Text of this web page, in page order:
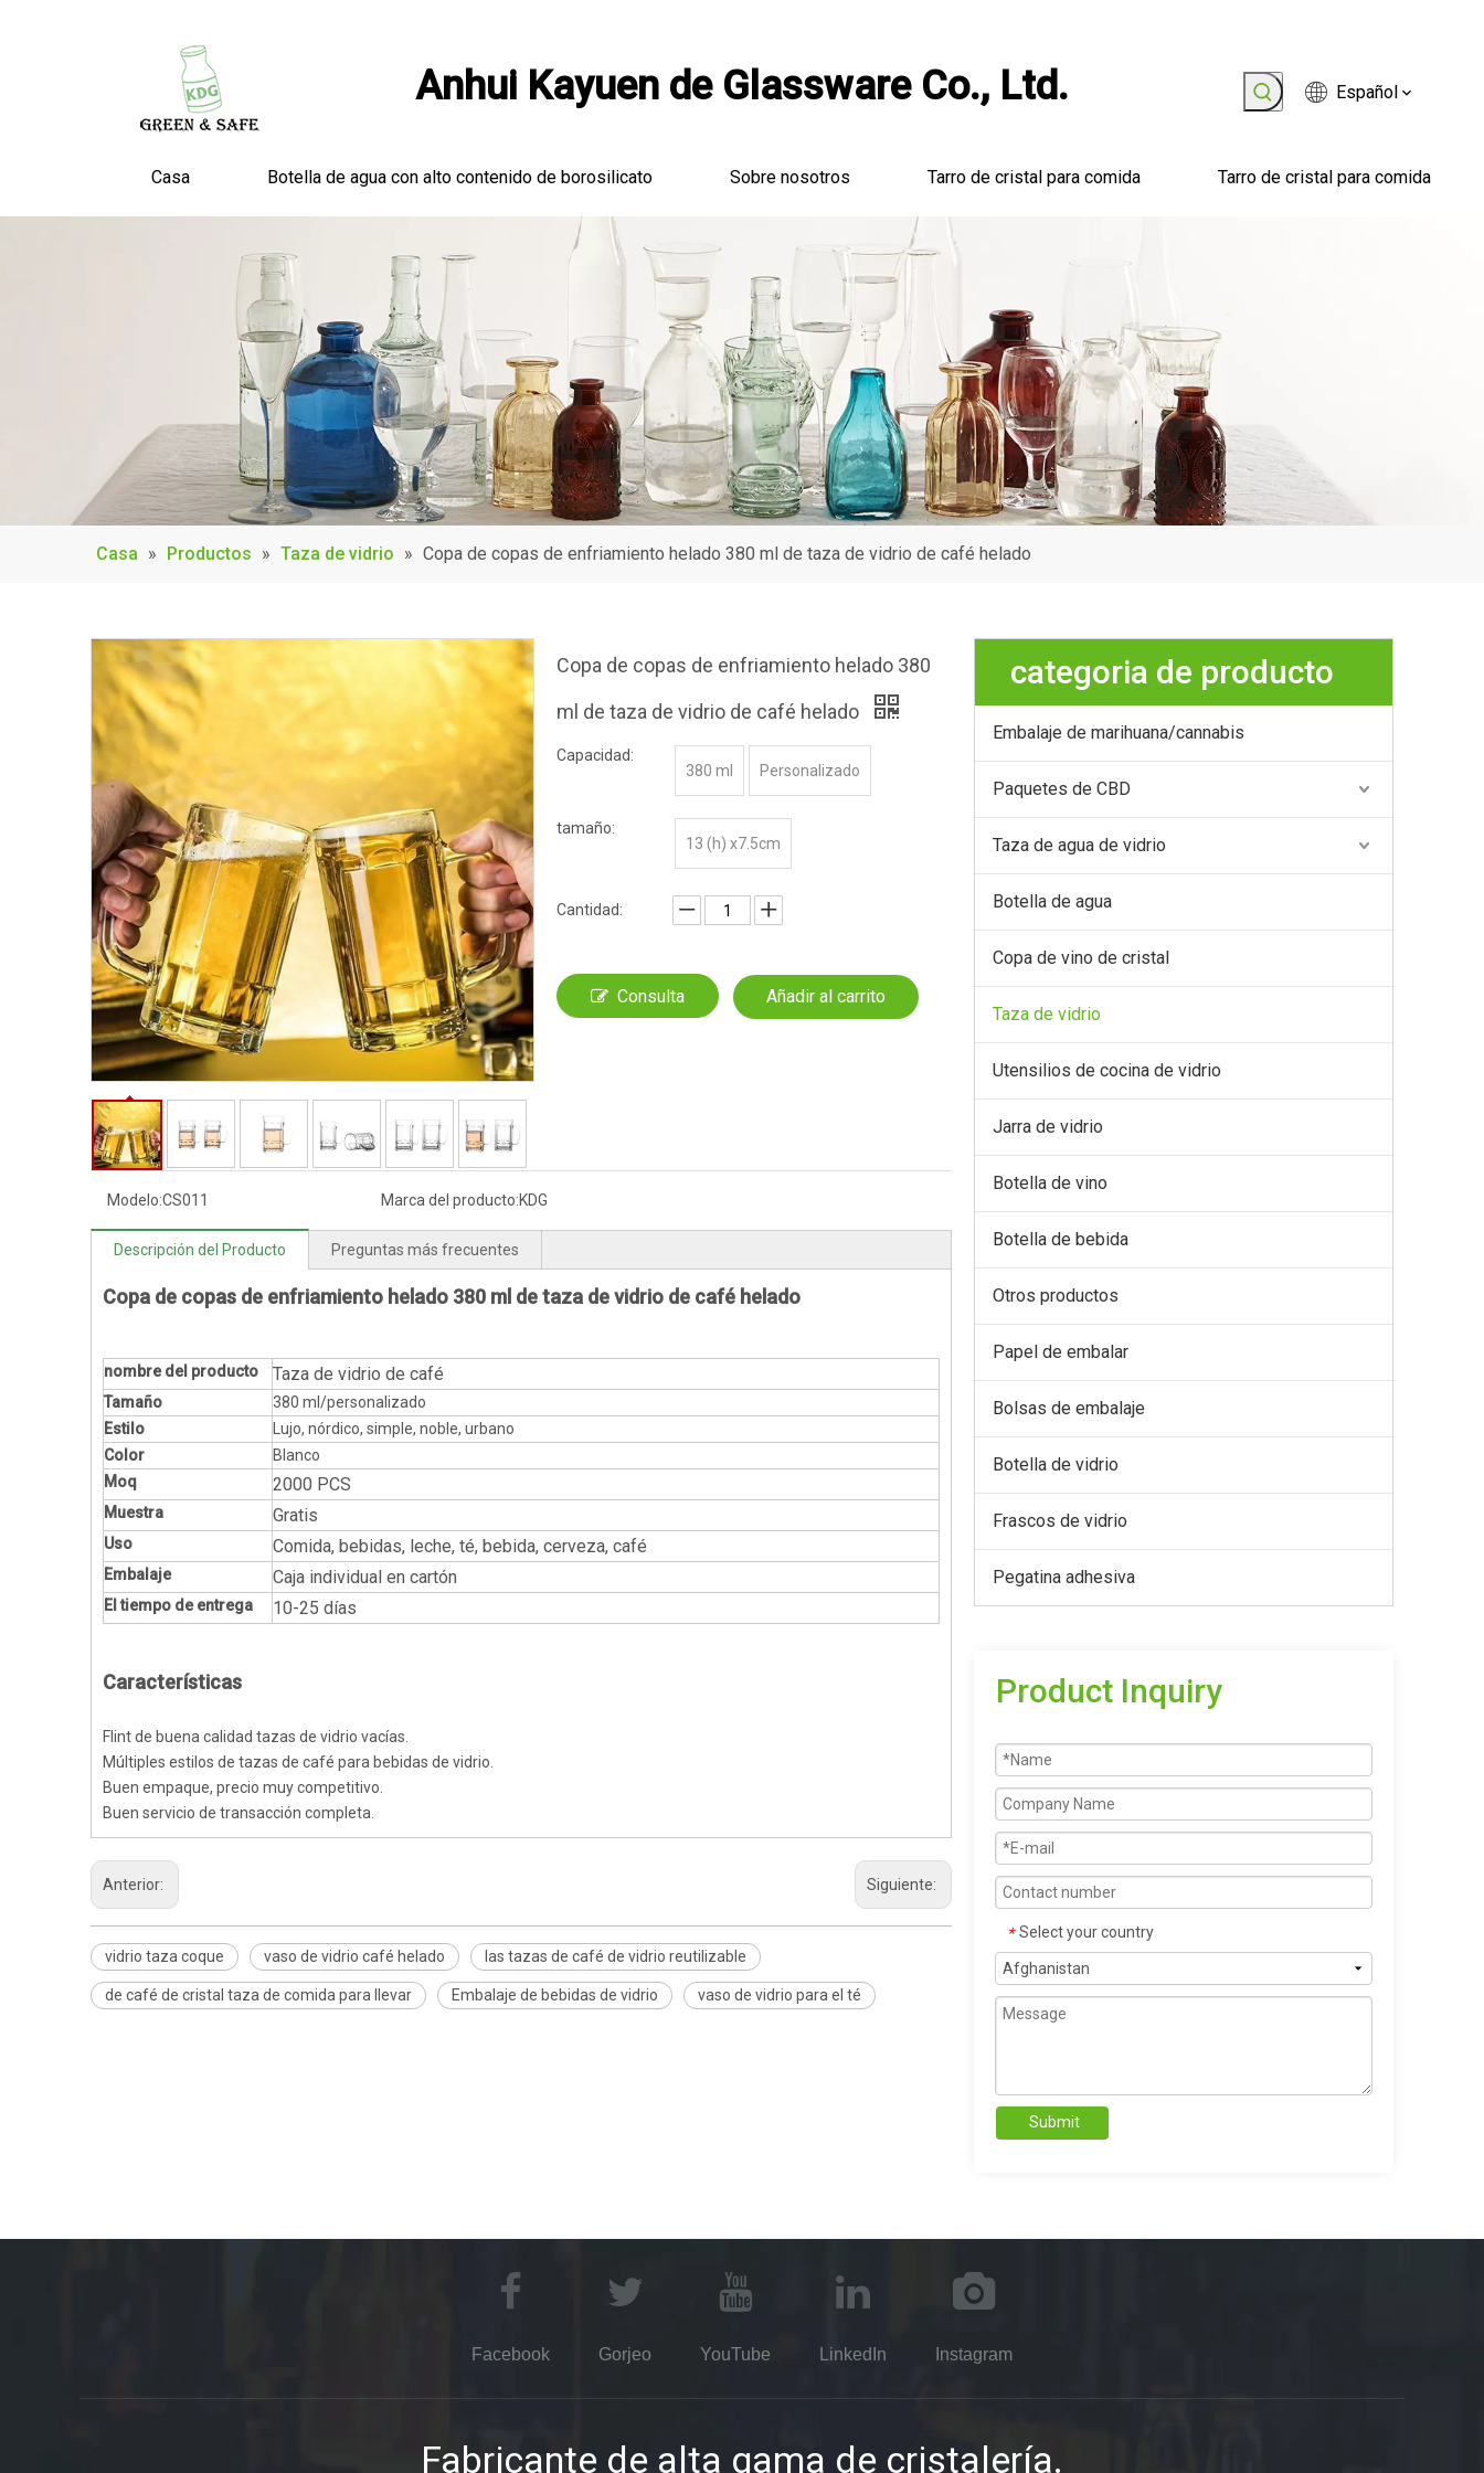
Anhui Kayuen de Glassware Co., Ltd. Español
Casa Botella de agua con alto contenido de borosilicato Sobre nosotros Tarro de cristal para comida Tarro de cristal para comida
Casa » Productos » Taza de vidrio » Copa de copas de enfriamiento helado 380 ml de taza de vidrio de café helado
Copa de copas de enfriamiento helado 380
ml de taza de vidrio de café helado
Capacidad:
380 ml
Personalizado
tamaño:
13 (h) x7.5cm
Cantidad:
Consulta Añadir al carrito
Modelo:CS011 Marca del producto:KDG
Descripción del Producto Preguntas más frecuentes
Copa de copas de enfriamiento helado 380 ml de taza de vidrio de café helado
nombre del producto Taza de vidrio de café
Tamaño
380 ml/personalizado
Estilo
Lujo, nórdico, simple, noble, urbano
Color
Blanco
Moq
2000 PCS
Muestra Gratis
Uso Comida, bebidas, leche, té, bebida, cerveza, café
Embalaje Caja individual en cartón
El tiempo de entrega 10-25 días
Características
Flint de buena calidad tazas de vidrio vacías.
Múltiples estilos de tazas de café para bebidas de vidrio.
Buen empaque, precio muy competitivo.
Buen servicio de transacción completa.
Anterior: Siguiente:
vidrio taza coque vaso de vidrio café helado las tazas de café de vidrio reutilizable
de café de cristal taza de comida para llevar Embalaje de bebidas de vidrio vaso de vidrio para el té
categoria de producto
Embalaje de marihuana/cannabis
Paquetes de CBD
Taza de agua de vidrio
Botella de agua
Copa de vino de cristal
Taza de vidrio
Utensilios de cocina de vidrio
Jarra de vidrio
Botella de vino
Botella de bebida
Otros productos
Papel de embalar
Bolsas de embalaje
Botella de vidrio
Frascos de vidrio
Pegatina adhesiva
Product Inquiry
* Select your country
Submit
Facebook Gorjeo YouTube LinkedIn Instagram
Fabricante de alta gama de cristalería.